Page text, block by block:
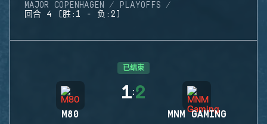
MAJOR COPENHAGEN
PLAYOFFS
回合 4 (胜:1 - 负:2)
已结束
M80
1:2
MNM GAMING